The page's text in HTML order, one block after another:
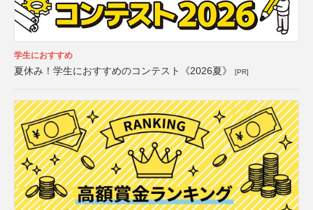
学生におすすめ
夏休み！学生におすすめのコンテスト《2026夏》 [PR]